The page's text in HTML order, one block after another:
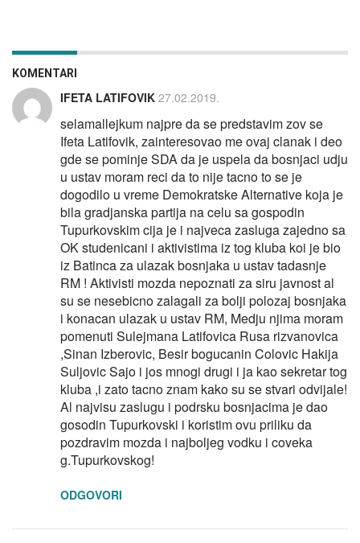
KOMENTARI
IFETA LATIFOVIK 27.02.2019.
selamallejkum najpre da se predstavim zov se
Ifeta Latifovik, zainteresovao me ovaj clanak i deo
gde se pominje SDA da je uspela da bosnjaci udju
u ustav moram reci da to nije tacno to se je
dogodilo u vreme Demokratske Alternative koja je
bila gradjanska partija na celu sa gospodin
Tupurkovskim cija je i najveca zasluga zajedno sa
OK studenicani i aktivistima iz tog kluba koi je bio
iz Batinca za ulazak bosnjaka u ustav tadasnje
RM ! Aktivisti mozda nepoznati za siru javnost al
su se nesebicno zalagali za bolji polozaj bosnjaka
i konacan ulazak u ustav RM, Medju njima moram
pomenuti Sulejmana Latifovica Rusa rizvanovica
,Sinan Izberovic, Besir bogucanin Colovic Hakija
Suljovic Sajo i jos mnogi drugi i ja kao sekretar tog
kluba ,i zato tacno znam kako su se stvari odvijale!
Al najvisu zaslugu i podrsku bosnjacima je dao
gosodin Tupurkovski i koristim ovu priliku da
pozdravim mozda i najboljeg vodku i coveka
g.Tupurkovskog!
ODGOVORI